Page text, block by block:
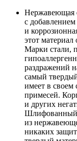
Нержавеющая
с
и
этот
Марки стали,
раздражений
самый
имеет в своем
примесей.
и других
Шлифованный
из
никаких